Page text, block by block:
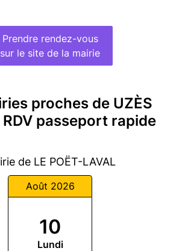
Prendre rendez-vous
sur le site de la mairie
proches de UZÈS
passeport rapide
de LE POËT-LAVAL
Août 2026
10
Lundi